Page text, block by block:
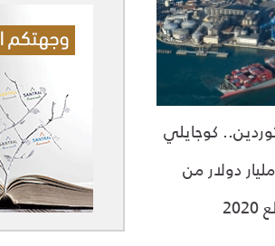
كوجايلي
التركية تجني 3.4 مليار دولار من